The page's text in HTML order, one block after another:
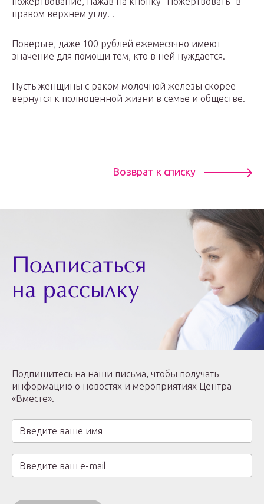
правом верхнем углу. .
Поверьте, даже 100 рублей ежемесячно имеют
значение для помощи тем, кто в ней нуждается.
Пусть женщины с раком молочной железы скорее
вернутся к полноценной жизни в семье и обществе.
Возврат к списку
Подписаться
на рассылку
Подпишитесь на наши письма, чтобы получать
информацию о новостях и мероприятиях Центра
«Вместе».